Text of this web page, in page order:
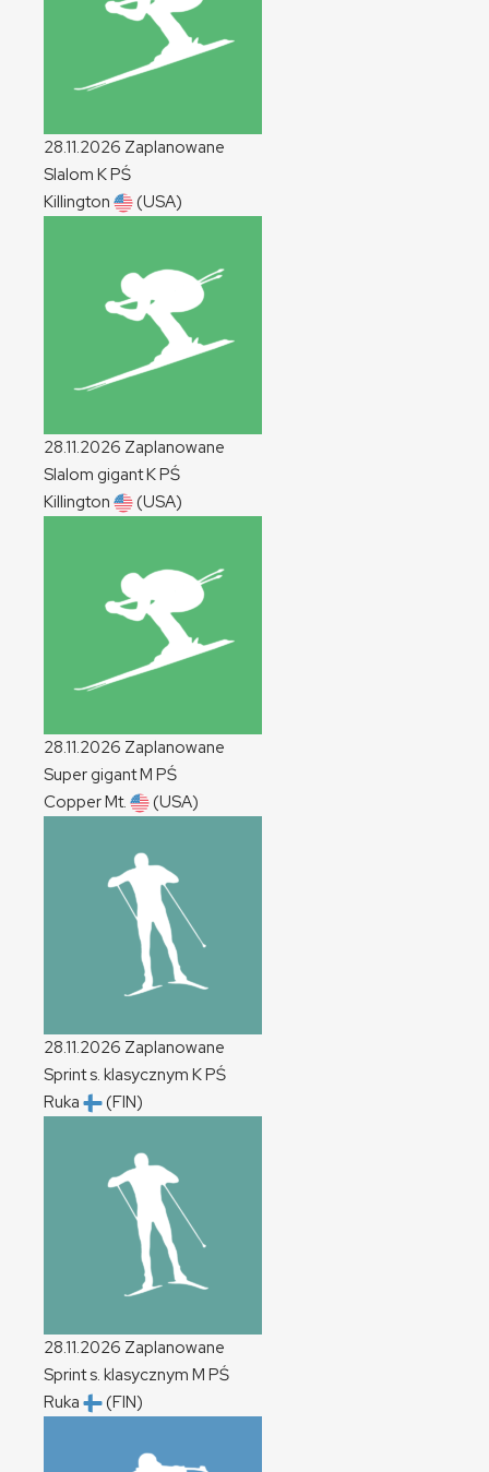
28.11.2026 Zaplanowane
Slalom KPŚ
Killington
(USA)
28.11.2026 Zaplanowane
Slalom gigantKPŚ
Killington
(USA)
28.11.2026 Zaplanowane
Super gigantM PŚ
Copper Mt.
(USA)
28.11.2026 Zaplanowane
Sprint s. klasycznym KPŚ
Ruka
(FIN)
28.11.2026 Zaplanowane
Sprint s. klasycznym M PŚ
Ruka
(FIN)